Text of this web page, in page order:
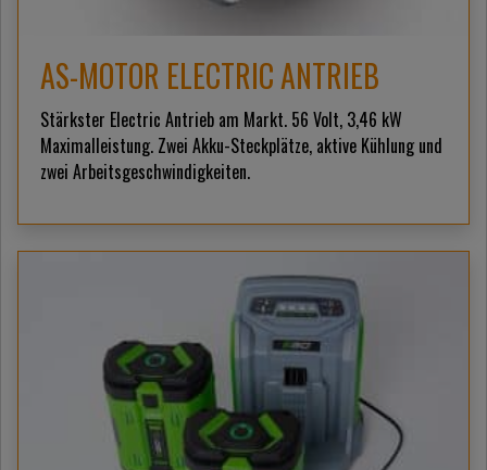
AS-MOTOR ELECTRIC ANTRIEB
Stärkster Electric Antrieb am Markt. 56 Volt, 3,46 kW
Maximalleistung. Zwei Akku-Steckplätze, aktive Kühlung und
zwei Arbeitsgeschwindigkeiten.